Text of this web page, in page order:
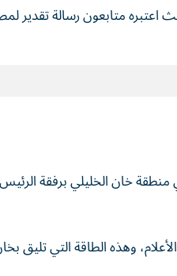
متابعون رسالة تقدير
خان الخليلي برفقة الرئيس
وهذه الطاقة التي تليق